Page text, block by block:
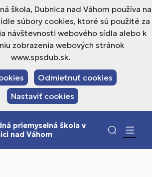
škola, Dubnica nad Váhom používa na
súbory cookies, ktoré sú použité za
návštevnosti webového sídla alebo k
zobrazenia webových stránok
www.spsdub.sk.
Odmietnuť cookies
Nastaviť cookies
priemyselná škola v
nad Váhom